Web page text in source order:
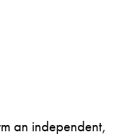
an independent,